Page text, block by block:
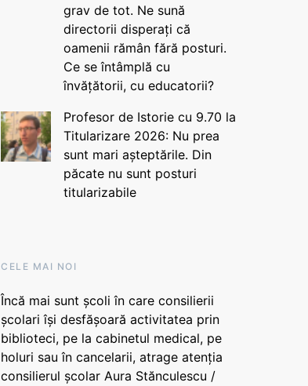
grav de tot. Ne sună
directorii disperați că
oamenii rămân fără posturi.
Ce se întâmplă cu
învățătorii, cu educatorii?
Profesor de Istorie cu 9.70 la
Titularizare 2026: Nu prea
sunt mari așteptările. Din
păcate nu sunt posturi
titularizabile
CELE MAI NOI
Încă mai sunt școli în care consilierii
școlari își desfășoară activitatea prin
biblioteci, pe la cabinetul medical, pe
holuri sau în cancelarii, atrage atenția
consilierul școlar Aura Stănculescu /